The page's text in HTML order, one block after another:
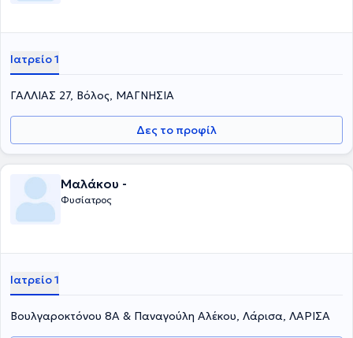
Ιατρείο 1
ΓΑΛΛΙΑΣ 27, Βόλος, ΜΑΓΝΗΣΙΑ
Δες το προφίλ
Μαλάκου -
Φυσίατρος
Ιατρείο 1
Βουλγαροκτόνου 8Α & Παναγούλη Αλέκου, Λάρισα, ΛΑΡΙΣΑ